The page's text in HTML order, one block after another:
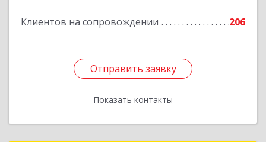
Клиентов на сопровождении 206
Отправить заявку
Показать контакты
Отправить заявку
Назад